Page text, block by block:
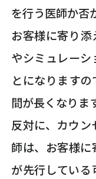
を行う医師か否
お客様に寄り
やシミュレー
とになります
間が長くなりま
反対に、カウ
師は、お客様
が先行してい